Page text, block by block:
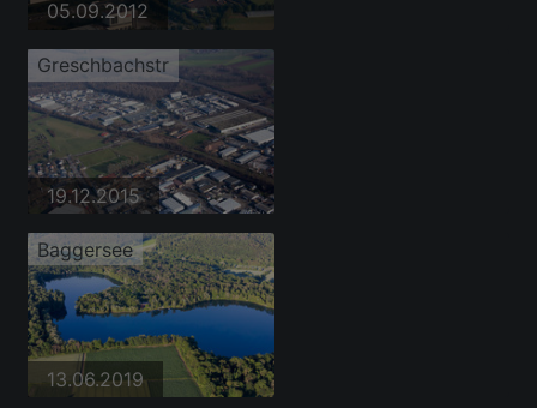
05.09.2012
Greschbachstr
19.12.2015
Baggersee
13.06.2019